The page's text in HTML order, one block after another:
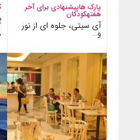
پارک هاپیشنهادی برای آخر
هفتهکودکان
آی سیتی، جلوه ای از نور
و…